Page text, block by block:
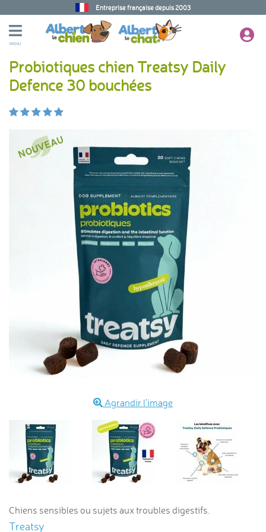
Entreprise française depuis 2003
MENU
Probiotiques chien Treatsy Daily
Defence 30 bouchées
Agrandir l'image
Chiens sensibles ou sujets aux troubles digestifs.
Treatsy